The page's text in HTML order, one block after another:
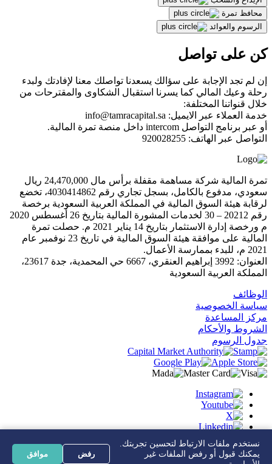
محافظ تمرة
الرسوم والعوائد
كن على تواصل
إن لم تجد الإجابة على سؤالك يسعدنا تواصلك معنا لإفادتك ولبدء
رحلة وعيك المالي كما يسرنا استقبال الشكاوى والمقترحات من
خلال قنواتنا المختلفة:
خدمة العملاء عبر الايميل: info@tamracapital.sa
أو عبر برنامج التواصل intercom داخل منصة تمرة المالية.
التواصل عبر الهاتف: 920028255
تمرة المالية شركة مساهمة مقفلة برأس مال 24,470,000 ريال
سعودي، مدفوع بالكامل، بسجل تجاري رقم 4030414862، تخضع
لرقابة هيئة السوق المالية في المملكة العربية السعودية برخصة
رقم 20212 – 30 لخدمات المشورة المالية بتاريخ 26 أغسطس 2020
م ورخصة إدارة الاستثمار بتاريخ 14 يناير 2021 م. حصلت تمرة
المالية على موافقة هيئة السوق المالية في تاريخ 23 نوفمبر عام
2021 م، للبدء بممارسة الأعمال.
العنوان: 3992 إبراهيم العنقري، 6667 حي المحمدية، جدة 23617،
المملكة العربية السعودية
الوظائف
سياسة الخصوصية
مركز المساعدة
الشروط والأحكام
جدول الرسوم
نستخدم ملفات الارتباط لتحسين تجربتك.
يمكنك قبول أو رفض الملفات غير
رفض موافق